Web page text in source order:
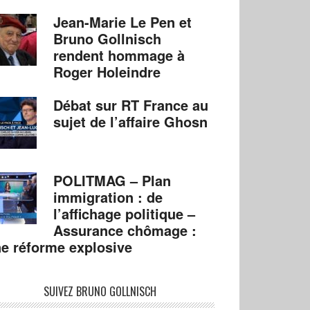
Jean-Marie Le Pen et
Bruno Gollnisch
rendent hommage à
Roger Holeindre
Débat sur RT France au
sujet de l’affaire Ghosn
POLITMAG – Plan
immigration : de
l’affichage politique –
Assurance chômage :
réforme explosive
SUIVEZ BRUNO GOLLNISCH